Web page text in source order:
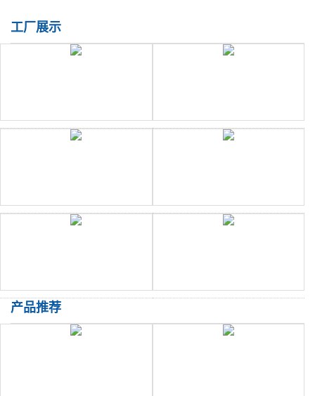
工厂展示
产品推荐